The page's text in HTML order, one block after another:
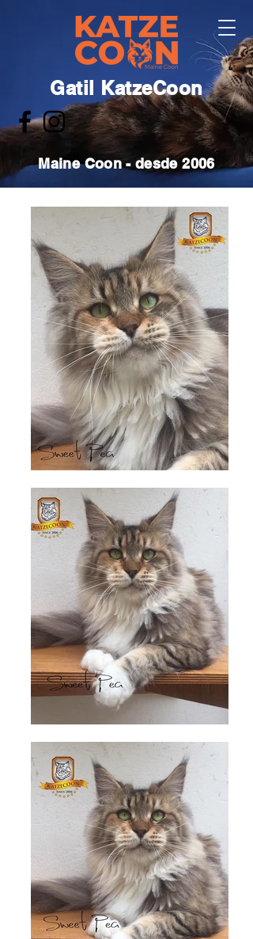
Gatil KatzeCoon
Maine Coon - desde 2006